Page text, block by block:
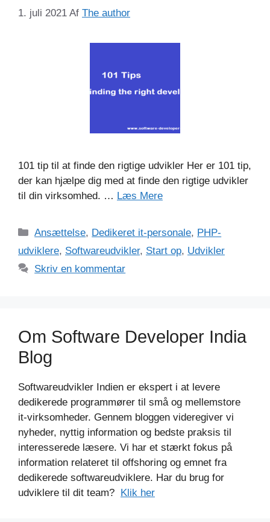
1. juli 2021 Af The author
101 tip til at finde den rigtige udvikler Her er 101 tip,
der kan hjælpe dig med at finde den rigtige udvikler
til din virksomhed. … Læs Mere
Kategorier
Ansættelse, Dedikeret it-personale, PHP-
udviklere, Softwareudvikler, Start op, Udvikler
Skriv en kommentar
Om Software Developer India
Blog
Softwareudvikler Indien er ekspert i at levere
dedikerede programmører til små og mellemstore
it-virksomheder. Gennem bloggen videregiver vi
nyheder, nyttig information og bedste praksis til
interesserede læsere. Vi har et stærkt fokus på
information relateret til offshoring og emnet fra
dedikerede softwareudviklere. Har du brug for
udviklere til dit team? Klik her